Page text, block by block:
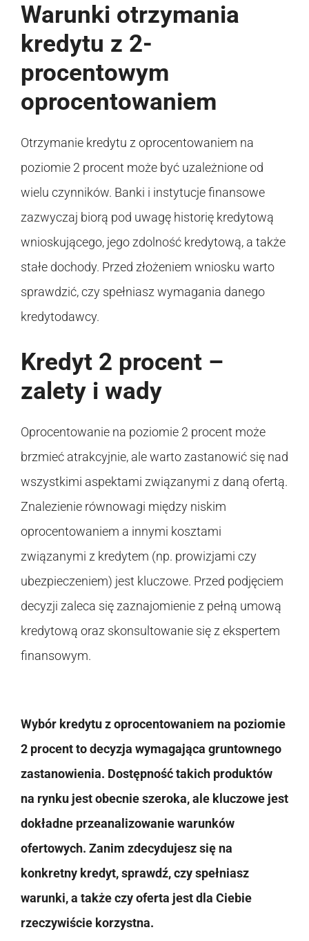
Warunki otrzymania
kredytu z 2-
procentowym
oprocentowaniem
Otrzymanie kredytu z oprocentowaniem na
poziomie 2 procent może być uzależnione od
wielu czynników. Banki i instytucje finansowe
zazwyczaj biorą pod uwagę historię kredytową
wnioskującego, jego zdolność kredytową, a także
stałe dochody. Przed złożeniem wniosku warto
sprawdzić, czy spełniasz wymagania danego
kredytodawcy.
Kredyt 2 procent –
zalety i wady
Oprocentowanie na poziomie 2 procent może
brzmieć atrakcyjnie, ale warto zastanowić się nad
wszystkimi aspektami związanymi z daną ofertą.
Znalezienie równowagi między niskim
oprocentowaniem a innymi kosztami
związanymi z kredytem (np. prowizjami czy
ubezpieczeniem) jest kluczowe. Przed podjęciem
decyzji zaleca się zaznajomienie z pełną umową
kredytową oraz skonsultowanie się z ekspertem
finansowym.
Wybór kredytu z oprocentowaniem na poziomie
2 procent to decyzja wymagająca gruntownego
zastanowienia. Dostępność takich produktów
na rynku jest obecnie szeroka, ale kluczowe jest
dokładne przeanalizowanie warunków
ofertowych. Zanim zdecydujesz się na
konkretny kredyt, sprawdź, czy spełniasz
warunki, a także czy oferta jest dla Ciebie
rzeczywiście korzystna.